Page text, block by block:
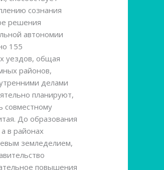
сознания
решения
автономии
155
уездов, общая
районов,
делами
планируют,
совместному
До образования
в районах
земледелием,
повышения